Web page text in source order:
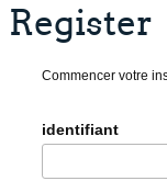
Register
Commencer votre
identifiant